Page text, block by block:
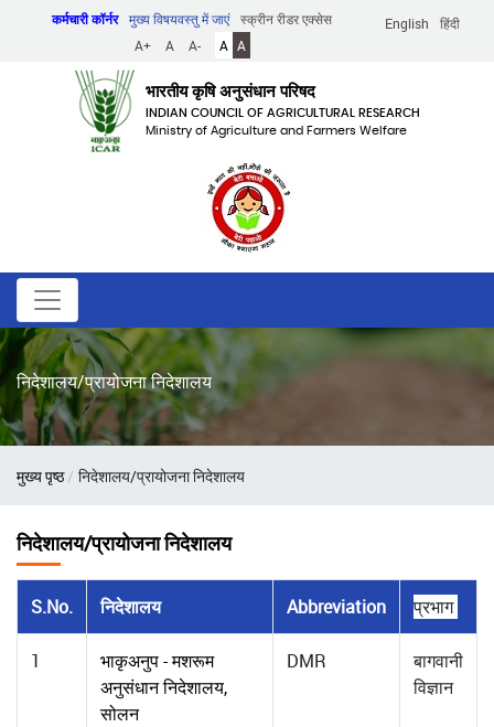
English हिंदी
कर्मचारी कॉर्नर मुख्य विषयवस्तु में जाएं
स्क्रीन रीडर एक्सेस
A+
A A- A A
भारतीय कृषि अनुसंधान परिषद
INDIAN COUNCIL OF AGRICULTURAL RESEARCH
Ministry of Agriculture and Farmers Welfare
निदेशालय/प्रायोजना निदेशालय
पग
मुख्य पृष्ठ निदेशालय/प्रायोजना निदेशालय
निदेशालय/प्रायोजना निदेशालय
S.No. निदेशालय Abbreviation प्रभाग
1
भाकृअनुप - मशरूम
अनुसंधान निदेशालय,
सोलन
DMR
बागवानी
विज्ञान